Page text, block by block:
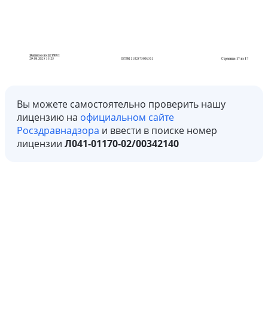
Вы можете самостоятельно проверить нашу
лицензию на официальном сайте
Росздравнадзора и ввести в поиске номер
лицензии Л041-01170-02/00342140